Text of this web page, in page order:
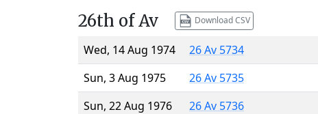
26th of Av Download CSV
Wed, 14 Aug 1974
26 Av 5734
Sun, 3 Aug 1975
26 Av 5735
Sun, 22 Aug 1976
26 Av 5736